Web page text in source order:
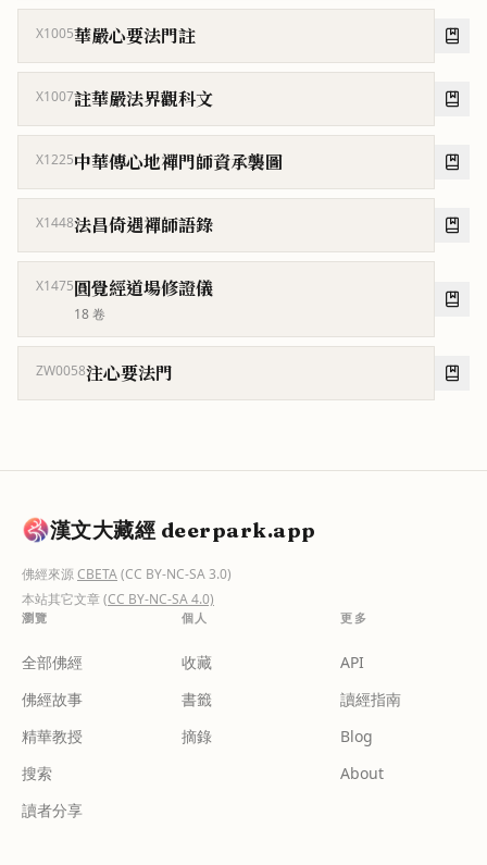
X1005華嚴心要法門註
X1007註華嚴法界觀科文
X1225中華傳心地禪門師資承襲圖
X1448法昌倚遇禪師語錄
X1475圓覺經道場修證儀
18卷
ZW0058注心要法門
漢文大藏經 deerpark.app
佛經來源CBETA(CC BY-NC-SA 3.0)
本站其它文章(CC BY-NC-SA 4.0)
瀏覽
全部佛經
佛經故事
精華教授
搜索
讀者分享
個人
收藏
書籤
摘錄
更多
API
讀經指南
Blog
About